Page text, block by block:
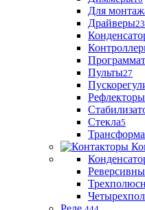
Для
Драйверы
Пульты27
Стекла5